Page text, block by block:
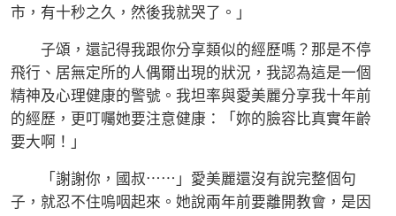
市，有十秒之久，然後我就哭了。」
子頌，還記得我跟你分享類似的經歷嗎？那是不停
飛行、居無定所的人偶爾出現的狀況，我認為這是一個
精神及心理健康的警號。我坦率與愛美麗分享我十年前
的經歷，更叮囑她要注意健康：「妳的臉容比真實年齡
要大啊！」
「謝謝你，國叔⋯⋯」愛美麗還沒有說完整個句
子，就忍不住嗚咽起來。她說兩年前要離開教會，是因